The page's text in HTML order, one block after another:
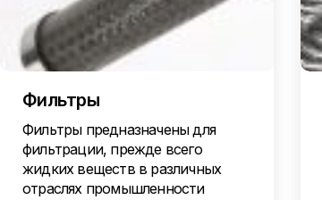
Фильтры
Фильтры предназначены для
фильтрации, прежде всего
жидких веществ в различных
отраслях промышленности